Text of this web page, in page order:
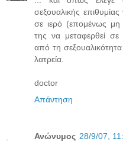
σεξουαλικής
σε ιερό (επομένως
της να μεταφερθεί σε
από τη
λατρεία.
doctor
Απάντηση
Ανώνυμος 28/9/07,